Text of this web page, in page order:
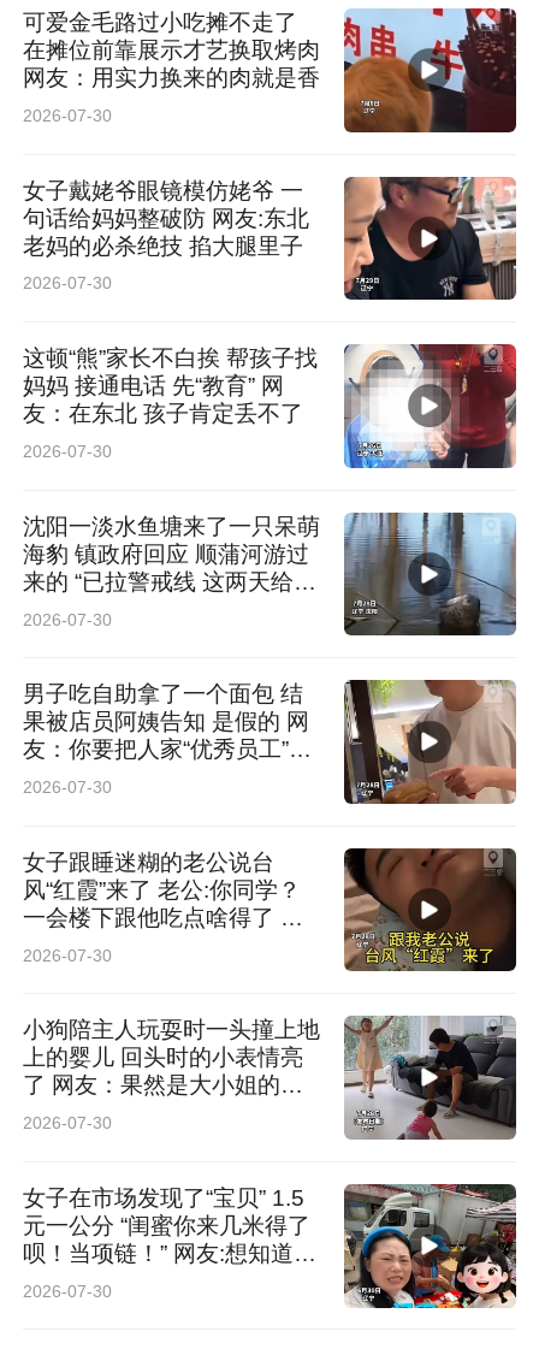
可爱金毛路过小吃摊不走了
在摊位前靠展示才艺换取烤肉
网友：用实力换来的肉就是香
2026-07-30
女子戴姥爷眼镜模仿姥爷 一
句话给妈妈整破防 网友:东北
老妈的必杀绝技 掐大腿里子
2026-07-30
这顿“熊”家长不白挨 帮孩子找
妈妈 接通电话 先“教育” 网
友：在东北 孩子肯定丢不了
2026-07-30
沈阳一淡水鱼塘来了一只呆萌
海豹 镇政府回应 顺蒲河游过
来的 “已拉警戒线 这两天给它
救出来”
2026-07-30
男子吃自助拿了一个面包 结
果被店员阿姨告知 是假的 网
友：你要把人家“优秀员工”拿
走啊
2026-07-30
女子跟睡迷糊的老公说台
风“红霞”来了 老公:你同学？
一会楼下跟他吃点啥得了 网
友：这名儿起的也太东北了
2026-07-30
小狗陪主人玩耍时一头撞上地
上的婴儿 回头时的小表情亮
了 网友：果然是大小姐的狗
腿子
2026-07-30
女子在市场发现了“宝贝” 1.5
元一公分 “闺蜜你来几米得了
呗！当项链！” 网友:想知道泡
澡的时候会不会漂起来 这对
2026-07-30